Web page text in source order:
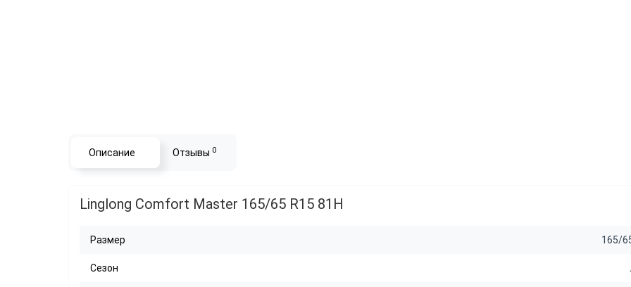
Описание Отзывы 0
Linglong Comfort Master 165/65 R15 81H
Размер 165/
Сезон